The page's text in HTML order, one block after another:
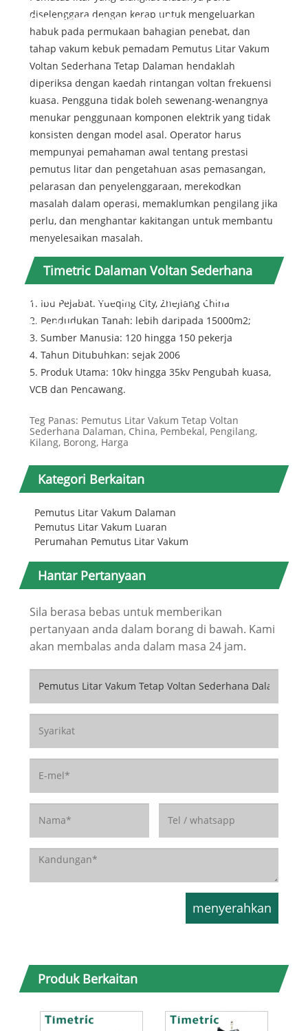
Penyelenggaraan produk:
diselenggara dengan kerap untuk mengeluarkan
habuk pada permukaan bahagian penebat, dan
tahap vakum kebuk pemadam Pemutus Litar Vakum
Voltan Sederhana Tetap Dalaman hendaklah
diperiksa dengan kaedah rintangan voltan frekuensi
kuasa. Pengguna tidak boleh sewenang-wenangnya
menukar penggunaan komponen elektrik yang tidak
konsisten dengan model asal. Operator harus
mempunyai pemahaman awal tentang prestasi
pemutus litar dan pengetahuan asas pemasangan,
pelarasan dan penyelenggaraan, merekodkan
masalah dalam operasi, memaklumkan pengilang jika
perlu, dan menghantar kakitangan untuk membantu
menyelesaikan masalah.
Timetric Dalaman Voltan Sederhana
Tetap Pemutus Litar Vakum Sorotan
Syarikat
1. Ibu Pejabat: Yueqing City, Zhejiang China
2. Pendudukan Tanah: lebih daripada 15000m2;
3. Sumber Manusia: 120 hingga 150 pekerja
4. Tahun Ditubuhkan: sejak 2006
5. Produk Utama: 10kv hingga 35kv Pengubah kuasa,
VCB dan Pencawang.
Teg Panas: Pemutus Litar Vakum Tetap Voltan
Sederhana Dalaman, China, Pembekal, Pengilang,
Kilang, Borong, Harga
Kategori Berkaitan
Pemutus Litar Vakum Dalaman
Pemutus Litar Vakum Luaran
Perumahan Pemutus Litar Vakum
Hantar Pertanyaan
Sila berasa bebas untuk memberikan
pertanyaan anda dalam borang di bawah. Kami
akan membalas anda dalam masa 24 jam.
Produk Berkaitan